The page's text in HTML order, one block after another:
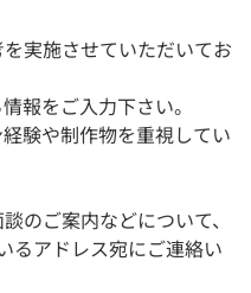
実施させていただいてお
報をご入力下さい。
験や制作物を重視してい
のご案内などについて、
るアドレス宛にご連絡い